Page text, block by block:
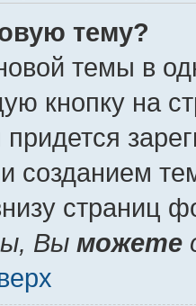
тему?
темы в
кнопку на
созданием
страниц
Вы можете